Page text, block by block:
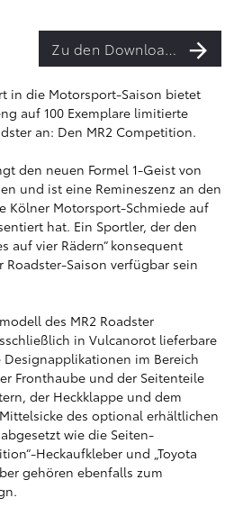
Zu den Downloads
in die Motorsport-Saison bietet
auf 100 Exemplare limitierte
an: Den MR2 Competition.
den neuen Formel 1-Geist von
und ist eine Remineszenz an den
Kölner Motorsport-Schmiede auf
hat. Ein Sportler, der den
auf vier Rädern“ konsequent
Saison verfügbar sein
des MR2 Roadster
in Vulcanorot lieferbare
im Bereich
Fronthaube und der Seitenteile
der Heckklappe und dem
des optional erhältlichen
wie die Seiten-
Heckaufkleber und „Toyota
gehören ebenfalls zum